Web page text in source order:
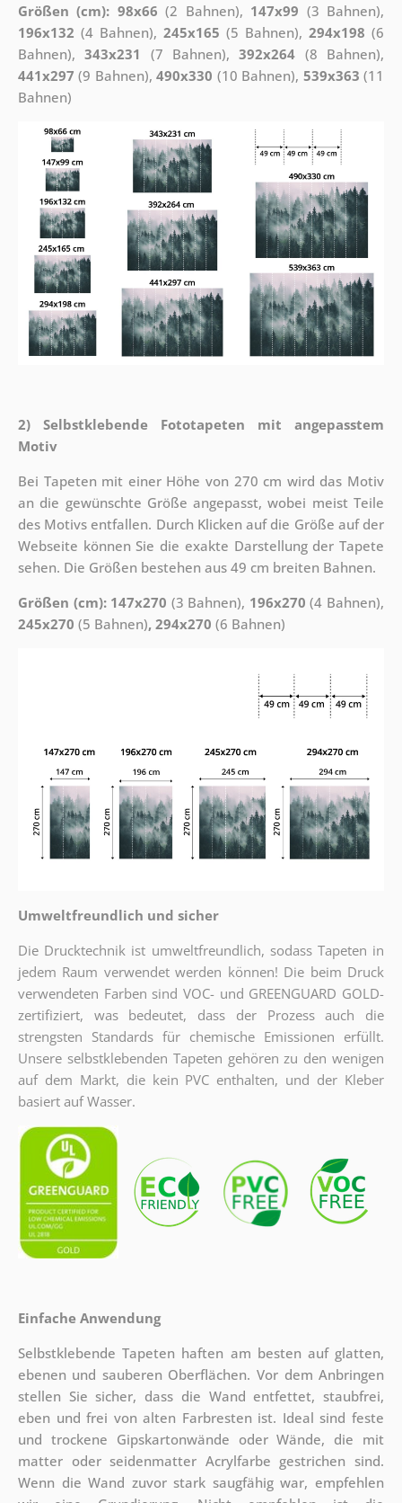
Größen (cm): 98x66 (2 Bahnen), 147x99 (3 Bahnen),
196x132 (4 Bahnen), 245x165 (5 Bahnen),294x198 (6
Bahnen),343x231 (7 Bahnen),392x264 (8 Bahnen),
441x297 (9 Bahnen),490x330 (10 Bahnen), 539x363 (11
Bahnen)
2) Selbstklebende Fototapeten mit angepasstem
Motiv
Bei Tapeten mit einer Höhe von 270 cm wird das Motiv
an die gewünschte Größe angepasst, wobei meist Teile
des Motivs entfallen. Durch Klicken auf die Größe auf der
Webseite können Sie die exakte Darstellung der Tapete
sehen. Die Größen bestehen aus 49 cm breiten Bahnen.
Größen (cm): 147x270 (3 Bahnen), 196x270 (4 Bahnen),
245x270 (5 Bahnen), 294x270 (6 Bahnen)
Umweltfreundlich und sicher
Die Drucktechnik ist umweltfreundlich, sodass Tapeten in
jedem Raum verwendet werden können! Die beim Druck
verwendeten Farben sind VOC- und GREENGUARD GOLD-
zertifiziert, was bedeutet, dass der Prozess auch die
strengsten Standards für chemische Emissionen erfüllt.
Unsere selbstklebenden Tapeten gehören zu den wenigen
auf dem Markt, die kein PVC enthalten, und der Kleber
basiert auf Wasser.
Einfache Anwendung
Selbstklebende Tapeten haften am besten auf glatten,
ebenen und sauberen Oberflächen. Vor dem Anbringen
stellen Sie sicher, dass die Wand entfettet, staubfrei,
eben und frei von alten Farbresten ist. Ideal sind feste
und trockene Gipskartonwände oder Wände, die mit
matter oder seidenmatter Acrylfarbe gestrichen sind.
Wenn die Wand zuvor stark saugfähig war, empfehlen